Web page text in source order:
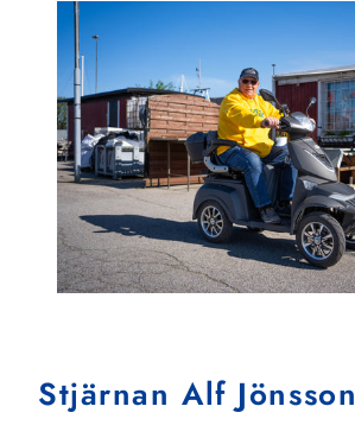
Stjärnan Alf Jönsson